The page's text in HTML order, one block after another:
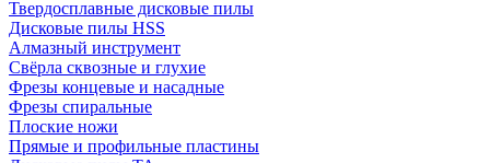
Твердосплавные дисковые пилы
Дисковые пилы HSS
Алмазный инструмент
Свёрла сквозные и глухие
Фрезы концевые и насадные
Фрезы спиральные
Плоские ножи
Прямые и профильные пластины